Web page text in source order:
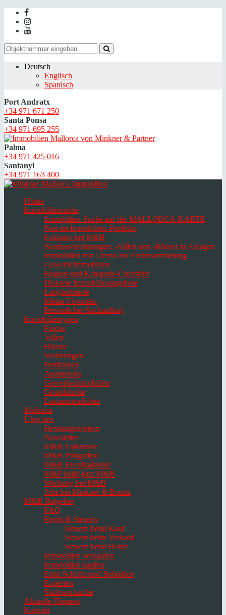
Deutsch
Englisch
Spanisch
Port Andratx
+34 971 671 250
Santa Ponsa
+34 971 695 255
Palma
+34 971 425 016
Santanyi
+34 971 163 400
Home
Immobiliensuche
Immobilien-Suche auf der MALLORCA-KARTE
Neu im Immobilien-Portfolio
Exklusiv bei M&B
Neubau-Wohnungen, -Villen und -Häuser in Anlagen
Immobilien mit Lizenz zur Ferienvermietung
Gewerbeimmobilien
Region-und Kategorie-Übersicht
Diskrete Immobilienangebote
Langzeitmiete
Meine Favoriten
Persönlicher Suchauftrag
Immobilientypen
Fincas
Villen
Häuser
Wohnungen
Penthäuser
Apartments
Gewerbeimmobilien
Grundstücke
Luxusimmobilien
Mallorca
Über uns
Beratungszentren
Newsletter
M&B Talkrunde
M&B Pfingstfest
M&B Eventkalender
M&P heißt jetzt M&B
Werbung bei M&B
Jobs bei Minkner & Bonitz
M&B Ratgeber
FAQ
Recht & Steuern
Steuern beim Kauf
Steuern beim Verkauf
Steuern beim Besitz
Immobilien verkaufen
Immobilien kaufen
Erste Schritte und Behörden
Experten
Stichwortsuche
Aktuelle Themen
Kontakt